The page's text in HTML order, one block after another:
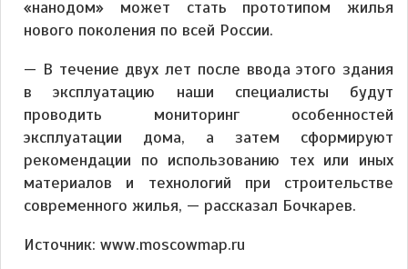
«нанодом» может стать прототипом жилья
нового поколения по всей России.
— В течение двух лет после ввода этого здания
в эксплуатацию наши специалисты будут
проводить мониторинг особенностей
эксплуатации дома, а затем сформируют
рекомендации по использованию тех или иных
материалов и технологий при строительстве
современного жилья, — рассказал Бочкарев.
Источник: www.moscowmap.ru